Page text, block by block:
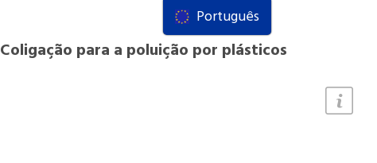
Coligação para a poluição por plásticos
Português